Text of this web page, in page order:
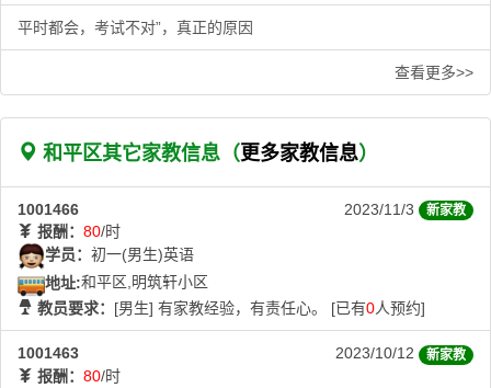
平时都会，考试不对”，真正的原因
查看更多>>
和平区其它家教信息（更多家教信息）
1001466 2023/11/3 新家教
报酬： 80/时
学员： 初一(男生)英语
地址:和平区,明筑轩小区
教员要求： [男生] 有家教经验，有责任心。 [已有0人预约]
1001463 2023/10/12 新家教
报酬： 80/时